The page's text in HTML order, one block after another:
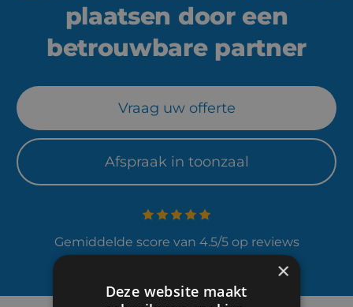
plaatsen door een
betrouwbare partner
Vraag uw offerte
Afspraak in toonzaal
Gemiddelde score van 4.5/5 op reviews
×
Deze website maakt